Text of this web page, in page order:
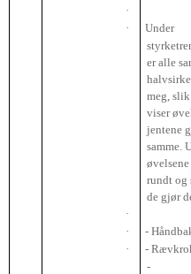
·
·
Under
er alle
meg,
viser
jentene
samme.
rundt og
de gjør
·
·
-
·
-
-